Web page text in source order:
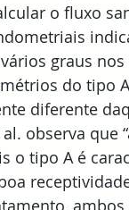
o fluxo
graus nos
do tipo
diferente
observa
o tipo A é
ambos